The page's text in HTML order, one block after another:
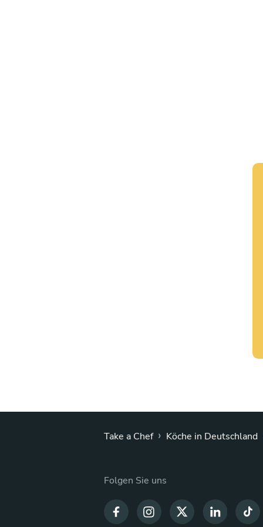
Take a Chef › Köche in Deutschland
Folgen Sie uns